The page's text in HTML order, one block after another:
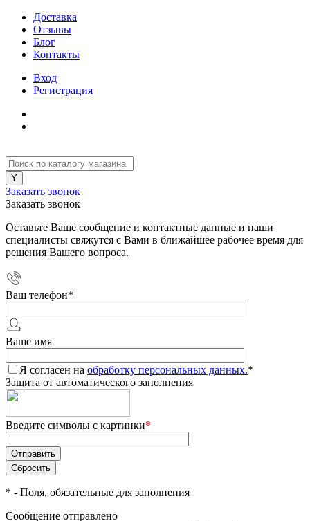
Доставка
Отзывы
Блог
Контакты
Вход
Регистрация
Заказать звонок
Заказать звонок
Оставьте Ваше сообщение и контактные данные и наши
специалисты свяжутся с Вами в ближайшее рабочее время для
решения Вашего вопроса.
Ваш телефон*
Ваше имя
Я согласен на обработку персональных данных.*
Защита от автоматического заполнения
Введите символы с картинки*
* - Поля, обязательные для заполнения
Сообщение отправлено